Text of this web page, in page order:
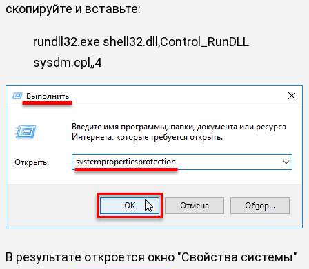
скопируйте и вставьте:
rundll32.exe shell32.dll,Control_RunDLL
sysdm.cpl,,4
В результате откроется окно "Свойства системы"